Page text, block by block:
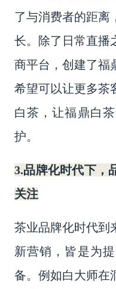
了与消费者的距离
长。除了日常直播
商平台，创建了福
希望可以让更多茶
白茶，让福鼎白
护。
3.品牌化时代下，
关注
茶业品牌化时代到
新营销，皆是为
备。例如白大师在